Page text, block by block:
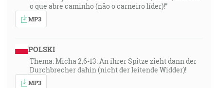
o que abre caminho (não o carneiro líder)!”
MP3
POLSKI
Thema: Micha 2,6-13: An ihrer Spitze zieht dann der
Durchbrecher dahin (nicht der leitende Widder)!
MP3